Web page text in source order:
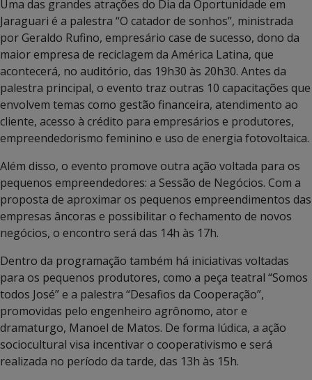
Uma das grandes atrações do Dia da Oportunidade em
Jaraguari é a palestra “O catador de sonhos”, ministrada
por Geraldo Rufino, empresário case de sucesso, dono da
maior empresa de reciclagem da América Latina, que
acontecerá, no auditório, das 19h30 às 20h30. Antes da
palestra principal, o evento traz outras 10 capacitações que
envolvem temas como gestão financeira, atendimento ao
cliente, acesso à crédito para empresários e produtores,
empreendedorismo feminino e uso de energia fotovoltaica.
Além disso, o evento promove outra ação voltada para os
pequenos empreendedores: a Sessão de Negócios. Com a
proposta de aproximar os pequenos empreendimentos das
empresas âncoras e possibilitar o fechamento de novos
negócios, o encontro será das 14h às 17h.
Dentro da programação também há iniciativas voltadas
para os pequenos produtores, como a peça teatral “Somos
todos José” e a palestra “Desafios da Cooperação”,
promovidas pelo engenheiro agrônomo, ator e
dramaturgo, Manoel de Matos. De forma lúdica, a ação
sociocultural visa incentivar o cooperativismo e será
realizada no período da tarde, das 13h às 15h.